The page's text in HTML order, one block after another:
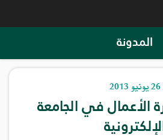
المدونة
26 يونيو 2013
الأعمال في الجامعة